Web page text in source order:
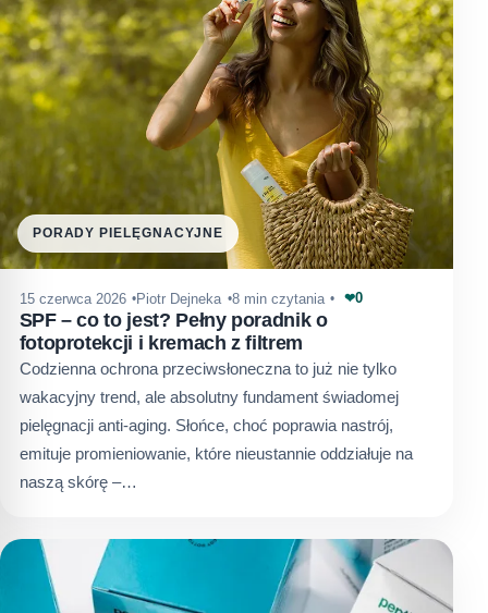
PORADY PIELĘGNACYJNE
15 czerwca 2026 Piotr Dejneka 8 min czytania ❤0
SPF – co to jest? Pełny poradnik o
fotoprotekcji i kremach z filtrem
Codzienna ochrona przeciwsłoneczna to już nie tylko
wakacyjny trend, ale absolutny fundament świadomej
pielęgnacji anti-aging. Słońce, choć poprawia nastrój,
emituje promieniowanie, które nieustannie oddziałuje na
naszą skórę –…